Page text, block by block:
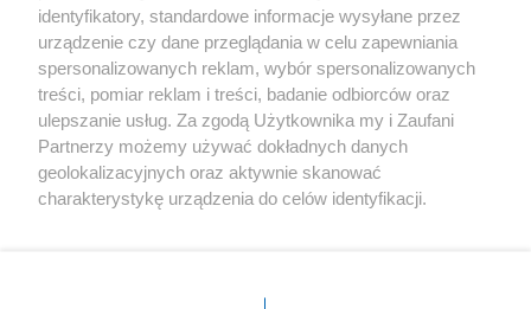
Kultura
X Facebook Instagram Youtube
identyfikatory, standardowe informacje wysyłane przez
urządzenie czy dane przeglądania w celu zapewniania
spersonalizowanych reklam, wybór spersonalizowanych
treści, pomiar reklam i treści, badanie odbiorców oraz
ulepszanie usług. Za zgodą Użytkownika my i Zaufani
Partnerzy możemy używać dokładnych danych
geolokalizacyjnych oraz aktywnie skanować
charakterystykę urządzenia do celów identyfikacji.
zmienić/wycofać klikając przycisk ustawień prywatności